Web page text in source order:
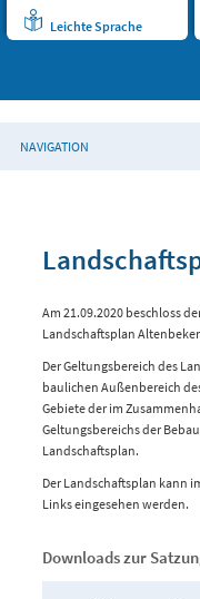
Leichte Sprache
NAVIGATION
Am 21.09.2020 beschloss
Landschaftsplan
Der Geltungsbereich des
baulichen Außenbereich
Gebiete der im
Geltungsbereichs der
Landschaftsplan.
Der Landschaftsplan kann
Links eingesehen werden.
Downloads zur